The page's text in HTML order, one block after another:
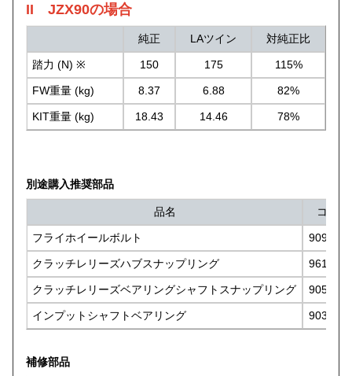
II JZX90の場合
純正 LAツイン 対純正比
踏力 (N) ※ 150 175 115%
FW重量 (kg) 8.37 6.88 82%
KIT重量 (kg) 18.43 14.46 78%
別途購入推奨部品
品名 コー
フライホイールボルト 90910-
クラッチレリーズハブスナップリング 96152-
クラッチレリーズベアリングシャフトスナップリング 90520-
インプットシャフトベアリング 90363-
補修部品